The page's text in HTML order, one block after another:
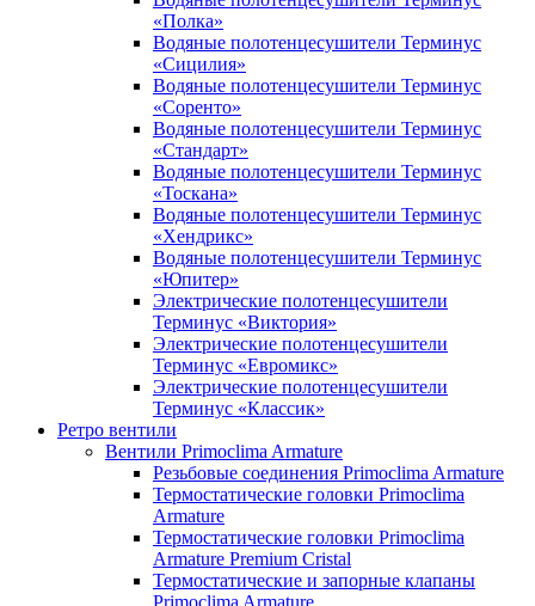
«Полка»
Водяные полотенцесушители Терминус
«Сицилия»
Водяные полотенцесушители Терминус
«Соренто»
Водяные полотенцесушители Терминус
«Стандарт»
Водяные полотенцесушители Терминус
«Тоскана»
Водяные полотенцесушители Терминус
«Хендрикс»
Водяные полотенцесушители Терминус
«Юпитер»
Электрические полотенцесушители
Терминус «Виктория»
Электрические полотенцесушители
Терминус «Евромикс»
Электрические полотенцесушители
Терминус «Классик»
Ретро вентили
Вентили Primoclima Armature
Резьбовые соединения Primoclima Armature
Термостатические головки Primoclima
Armature
Термостатические головки Primoclima
Armature Premium Cristal
Термостатические и запорные клапаны
Primoclima Armature